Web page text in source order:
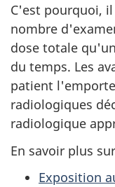
C'est pourquoi,
nombre
dose totale
du temps. Les
patient
radiologiques
radiologique
En savoir plus
Exposition